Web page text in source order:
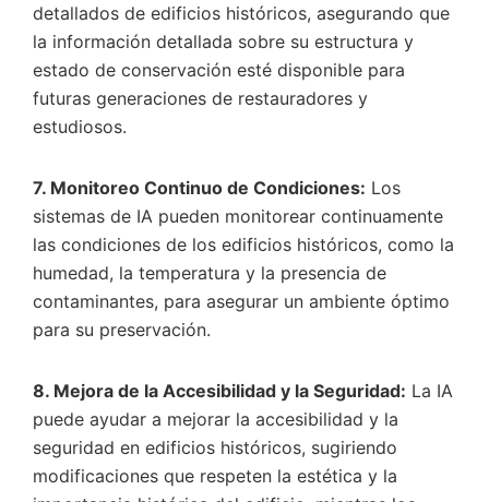
detallados de edificios históricos, asegurando que
la información detallada sobre su estructura y
estado de conservación esté disponible para
futuras generaciones de restauradores y
estudiosos.
7. Monitoreo Continuo de Condiciones: Los
sistemas de IA pueden monitorear continuamente
las condiciones de los edificios históricos, como la
humedad, la temperatura y la presencia de
contaminantes, para asegurar un ambiente óptimo
para su preservación.
8. Mejora de la Accesibilidad y la Seguridad: La IA
puede ayudar a mejorar la accesibilidad y la
seguridad en edificios históricos, sugiriendo
modificaciones que respeten la estética y la